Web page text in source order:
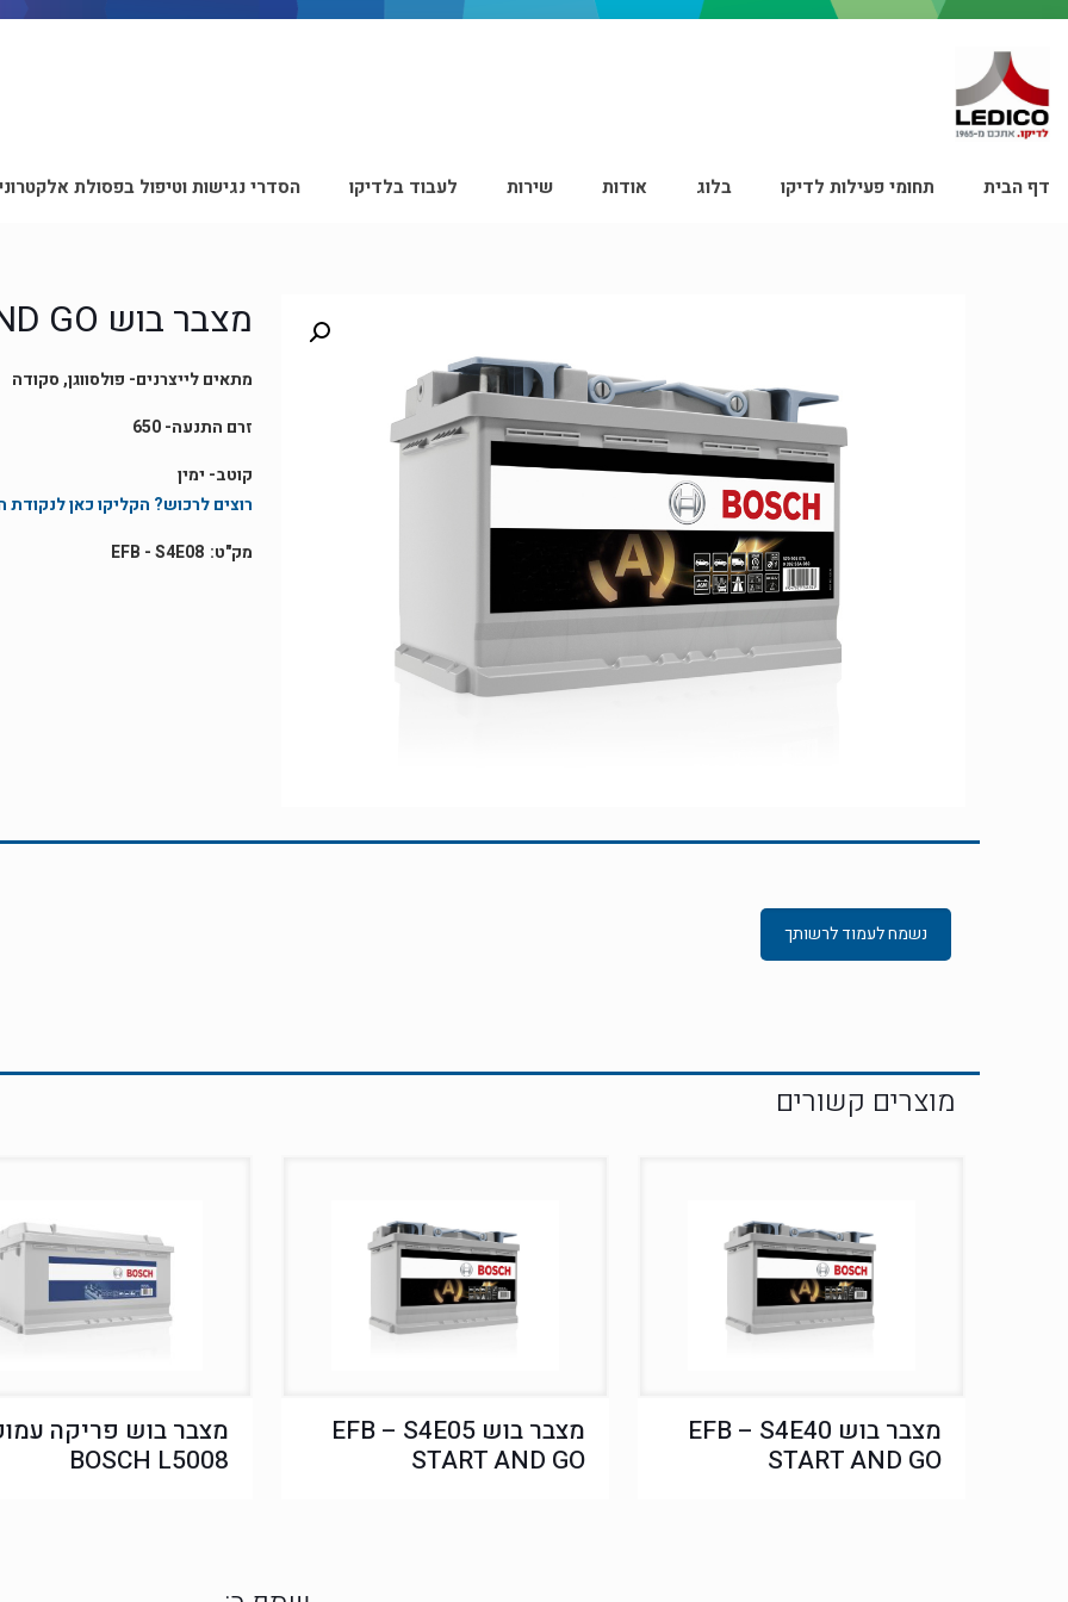
דף הבית תחומי פעילות לדיקו בלוג אודות שירות לעבוד בלדיקו הסדרי נגישות וטיפול בפסולת
מצבר בוש EFB – S4E08 START AND GO
מתאים לייצרנים- פולסווגן, סקודה
זרם התנעה- 650
קוטב- ימין
רוצים לרכוש? הקליקו כאן
EFB - S4E08
נשמח לעמוד לרשותך
מצבר בוש EFB – S4E40
START AND GO
מצבר בוש EFB – S4E05
START AND GO
מצבר בוש פריקה
BOSCH L5008